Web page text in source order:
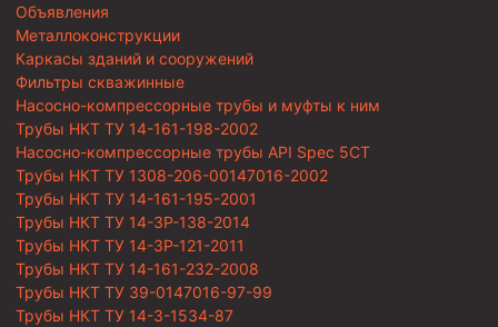
Объявления
Металлоконструкции
Каркасы зданий и сооружений
Фильтры скважинные
Насосно-компрессорные трубы и муфты к ним
Трубы НКТ ТУ 14-161-198-2002
Насосно-компрессорные трубы API Spec 5CT
Трубы НКТ ТУ 1308-206-00147016-2002
Трубы НКТ ТУ 14-161-195-2001
Трубы НКТ ТУ 14-3Р-138-2014
Трубы НКТ ТУ 14-3Р-121-2011
Трубы НКТ ТУ 14-161-232-2008
Трубы НКТ ТУ 39-0147016-97-99
Трубы НКТ ТУ 14-3-1534-87